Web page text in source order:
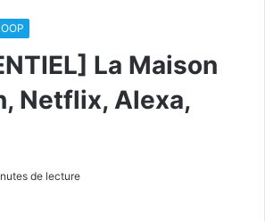
La Maison
Netflix, Alexa,
de lecture